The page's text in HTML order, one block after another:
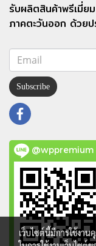
รับผลิตสินค้าพรีเมี่ย
ภาคตะวันออก ด้วย
Subscribe
@wppremium
เว็บไซต์นี้มีการใช้งา